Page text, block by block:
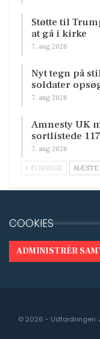
Støtte til
at gå i kirke
7. aug 2026
Nyt tegn på
soldater
7. aug 2026
Amnesty UK
sortlistede
7. aug 2026
FORRIGE NÆSTE
COOKIES
ADMINISTRÉR
© 2026 - Udfordringen.